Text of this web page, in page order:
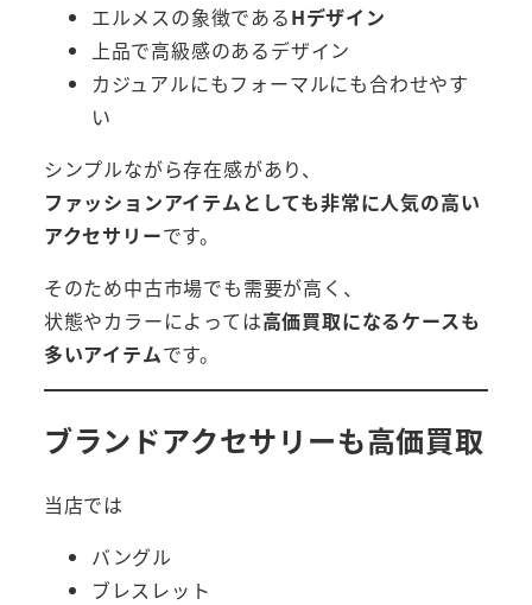
エルメスの象徴であるHデザイン
上品で高級感のあるデザイン
カジュアルにもフォーマルにも合わせやす
い
シンプルながら存在感があり、
ファッションアイテムとしても非常に人気の高い
アクセサリーです。
そのため中古市場でも需要が高く、
状態やカラーによっては高価買取になるケースも
多いアイテムです。
ブランドアクセサリーも高価買取
当店では
バングル
ブレスレット